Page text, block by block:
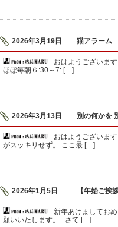
2026年3月19日 猫アラーム
おはようございま
ほぼ毎朝６:30～7: […]
2026年3月13日 別の何かを
おはようございま
がスッキリせず。 ここ最 […]
2026年1月5日 【年始ご挨
新年あけましてお
願いいたします。 さて […]